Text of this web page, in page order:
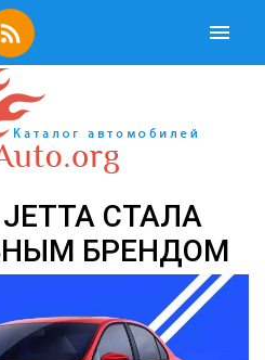
JETTA СТАЛА
БРЕНДОМ